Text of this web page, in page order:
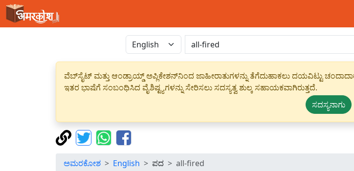
ವೆಬ್‌ಸೈಟ್ ಮತ್ತು ಆಂಡ್ರಾಯ್ಡ್ ಅಪ್ಲಿಕೇಶನ್‌ನಿಂದ ಜಾಹೀರಾತುಗಳನ್ನು ತೆಗೆದುಹಾಕಲು ದಯವಿಟ್ಟು
ಇತರ ಭಾಷೆಗೆ ಸಂಬಂಧಿಸಿದ ವೈಶಿಷ್ಟ್ಯಗಳನ್ನು ಸೇರಿಸಲು ಸದಸ್ಯತ್ವ ಶುಲ್ಕ ಸಹಾಯಕವಾಗಿರುತ್ತದೆ.
ಸದಸ್ಯನಾಗು
ಅಮರಕೋಶ English ಪದ all-fired